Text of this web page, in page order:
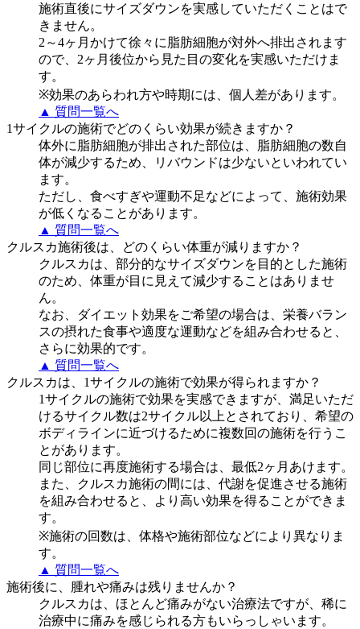
施術直後にサイズダウンを実感していただくことはで
きません。
2～4ヶ月かけて徐々に脂肪細胞が対外へ排出されます
ので、2ヶ月後位から見た目の変化を実感いただけま
す。
※効果のあらわれ方や時期には、個人差があります。
▲ 質問一覧へ
1サイクルの施術でどのくらい効果が続きますか？
体外に脂肪細胞が排出された部位は、脂肪細胞の数自
体が減少するため、リバウンドは少ないといわれてい
ます。
ただし、食べすぎや運動不足などによって、施術効果
が低くなることがあります。
▲ 質問一覧へ
クルスカ施術後は、どのくらい体重が減りますか？
クルスカは、部分的なサイズダウンを目的とした施術
のため、体重が目に見えて減少することはありませ
ん。
なお、ダイエット効果をご希望の場合は、栄養バラン
スの摂れた食事や適度な運動などを組み合わせると、
さらに効果的です。
▲ 質問一覧へ
クルスカは、1サイクルの施術で効果が得られますか？
1サイクルの施術で効果を実感できますが、満足いただ
けるサイクル数は2サイクル以上とされており、希望の
ボディラインに近づけるために複数回の施術を行うこ
とがあります。
同じ部位に再度施術する場合は、最低2ヶ月あけます。
また、クルスカ施術の間には、代謝を促進させる施術
を組み合わせると、より高い効果を得ることができま
す。
※施術の回数は、体格や施術部位などにより異なりま
す。
▲ 質問一覧へ
施術後に、腫れや痛みは残りませんか？
クルスカは、ほとんど痛みがない治療法ですが、稀に
治療中に痛みを感じられる方もいらっしゃいます。